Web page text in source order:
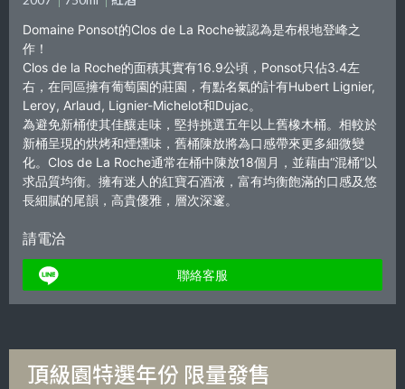
Domaine Ponsot的Clos de La Roche被認為是布根地登峰之
作！
Clos de la Roche的面積其實有16.9公頃，Ponsot只佔3.4左
右，在同區擁有葡萄園的莊園，有點名氣的計有Hubert Lignier,
Leroy, Arlaud, Lignier-Michelot和Dujac。
為避免新桶使其佳釀走味，堅持挑選五年以上舊橡木桶。相較於
新桶呈現的烘烤和煙燻味，舊桶陳放將為口感帶來更多細微變
化。Clos de La Roche通常在桶中陳放18個月，並藉由“混桶”以
求品質均衡。擁有迷人的紅寶石酒液，富有均衡飽滿的口感及悠
長細膩的尾韻，高貴優雅，層次深邃。
請電洽
聯絡客服
頂級園特選年份 限量發售